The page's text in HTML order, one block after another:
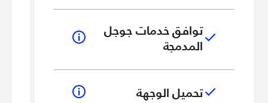
توافق خدمات جوجل
المدمجة
تحميل الوجهة